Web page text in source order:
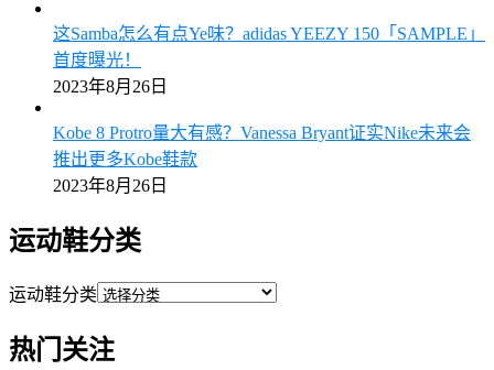
这Samba怎么有点Ye味？adidas YEEZY 150「SAMPLE」
首度曝光！
2023年8月26日
Kobe 8 Protro量大有感？Vanessa Bryant证实Nike未来会
推出更多Kobe鞋款
2023年8月26日
运动鞋分类
运动鞋分类
热门关注